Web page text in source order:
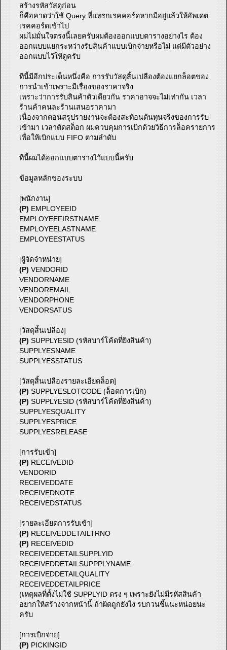
สร้างรหัสวัสดุก่อน
ก็คือคาดว่าใช้ Query ที่แทรกเรคคอร์ดหากมีอยู่แล้วให้อัพเดต
เรคคอร์ดเข้าไป
ผมไม่มั่นใจตรงนี้เลยครับผมต้องออกแบบตารางอย่างไร ต้อง
ออกแบบแยกระหว่างรับสินค้าแบบเบิกจ่ายหรือไม่ แต่มีตัวอย่าง
ออกแบบไว้ให้ดูครับ
ทีนี้มีอีกประเด็นหนึ่งคือ การรับวัสดุสิ้นเปลืองต้องแยกล็อตของ
การนำเข้าเพราะมีเรื่องของราคาจริง
เพราะว่าการรับสินค้าตัวเดียวกัน ราคาอาจจะไม่เท่ากัน เวลา
ร้านค้าคนละร้านเสนอราคามา
เนื่องจากตอนสรุปรายงานจะต้องสะท้อนต้นทุนจริงของการรับ
เข้ามา เวลาตัดสต็อก ผมควบคุมการเบิกด้วยวิธีการล็อครายการ
เพื่อให้เบิกแบบ FIFO ตามลำดับ
ทีนี้ผมได้ออกแบบตารางไว้แบบนี้ครับ
ข้อมูลหลักของระบบ
[พนักงาน]
(P) EMPLOYEEID
EMPLOYEEFIRSTNAME
EMPLOYEELASTNAME
EMPLOYEESTATUS
[ผู้จัดจำหน่าย]
(P) VENDORID
VENDORNAME
VENDOREMAIL
VENDORPHONE
VENDORSATUS
[วัสดุสิ้นเปลือง]
(P) SUPPLYESID (รหัสบาร์โค้ดที่ยิงสินค้า)
SUPPLYESNAME
SUPPLYESSTATUS
[วัสดุสิ้นเปลืองรายละเอียดล็อต]
(P) SUPPLYESLOTCODE (ล็อตการเบิก)
(P) SUPPLYESID (รหัสบาร์โค้ดที่ยิงสินค้า)
SUPPLYESQUALITY
SUPPLYESPRICE
SUPPLYESRELEASE
[การรับเข้า]
(P) RECEIVEDID
VENDORID
RECEIVEDDATE
RECEIVEDNOTE
RECEIVEDSTATUS
[รายละเอียดการรับเข้า]
(P) RECEIVEDDETAILTRNO
(P) RECEIVEDID
RECEIVEDDETAILSUPPLYID
RECEIVEDDETAILSUPPPLYNAME
RECEIVEDDETAILQUALITY
RECEIVEDDETAILPRICE
(เหตุผลที่ตั้งไม่ใช้ SUPPLYID ตรง ๆ เพราะยังไม่มีรหัสสินค้า
อยากให้สร้างจากหน้านี้ ถ้าผิดถูกยังไง รบกวนชี้แนะหน่อยนะ
ครับ
[การเบิกจ่าย]
(P) PICKINGID